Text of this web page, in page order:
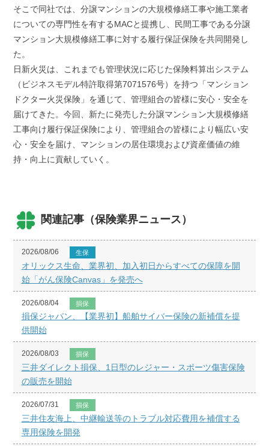
そこで同社では、分譲マンションの大規模修繕工事や施工業者
についての専門性を有するMACと提携し、民間工事である分譲
マンション大規模修繕工事に対する履行保証保険を共同開発し
た。
日新火災は、これまでも管理状況に応じた保険料算出システム
（ビジネスモデル特許取得第7071576号）を持つ「マンション
ドクター火災保険」を通じて、管理組合の皆様に安心・安全を
届けてきた。今回、新たに発売した分譲マンション大規模修繕
工事向け履行保証保険により、管理組合の皆様により幅広い安
心・安全を届け、マンションの居住環境および資産価値の維
持・向上に貢献していく。
関連記事（保険業界ニュース）
2026/08/06 生保
オリックス生命、業界初、加入初日からすべての保障を開
始「がん保険Canvas」を発売へ
2026/08/04 損保
損保ジャパン、【業界初】船舶サイバー保険の新補償を提
供開始
2026/08/03 損保
三井ダイレクト損保、1日型のレジャー・スポーツ傷害保険
の販売を開始
2026/07/31 損保
三井住友海上、中継輸送等のトラブル対応費用を補償する
専用保険を開発